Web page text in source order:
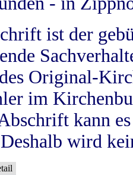
ist der
Original-
im
kann
wird